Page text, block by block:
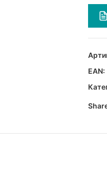
EAN: